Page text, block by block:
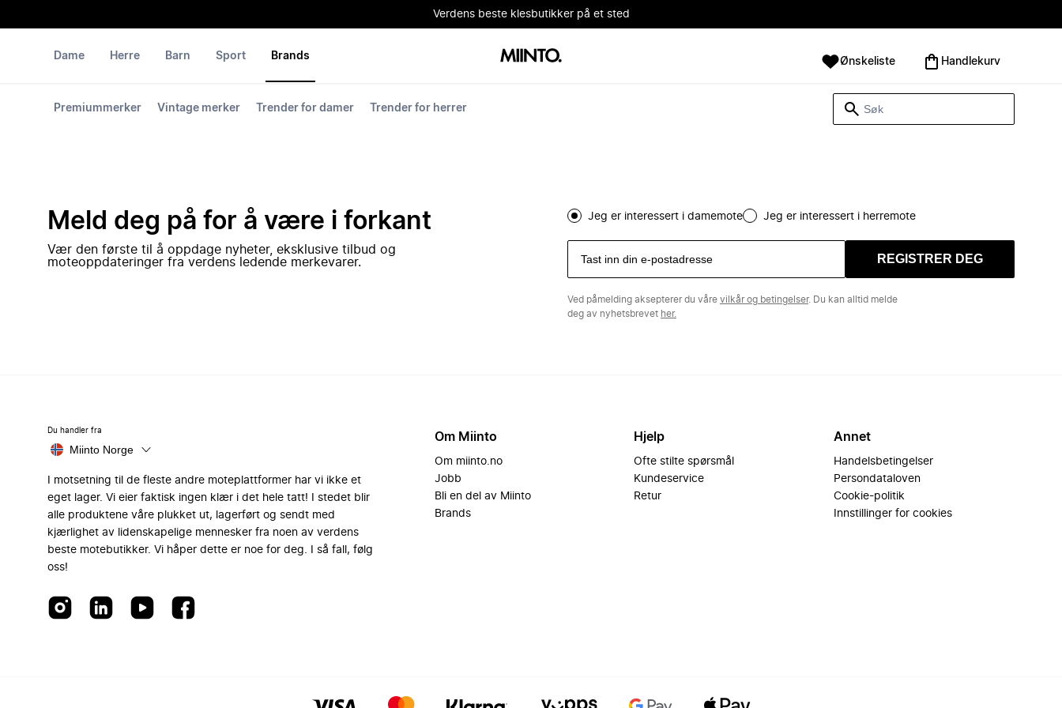
Verdens beste klesbutikker på et sted
Dame Herre Barn Sport Brands
Premiummerker Vintage merker Trender for damer Trender for herrer
Ønskeliste Handlekurv
Meld deg på for å være i forkant
Vær den første til å oppdage nyheter, eksklusive tilbud og
moteoppdateringer fra verdens ledende merkevarer.
Jeg er interessert i damemote Jeg er interessert i herremote
REGISTRER DEG
Ved påmelding aksepterer du våre vilkår og betingelser. Du kan alltid melde
deg av nyhetsbrevet her.
Du handler fra
Miinto Norge
I motsetning til de fleste andre moteplattformer har vi ikke et
eget lager. Vi eier faktisk ingen klær i det hele tatt! I stedet blir
alle produktene våre plukket ut, lagerført og sendt med
kjærlighet av lidenskapelige mennesker fra noen av verdens
beste motebutikker. Vi håper dette er noe for deg. I så fall, følg
oss!
Om Miinto
Om miinto.no
Jobb
Bli en del av Miinto
Brands
Hjelp
Ofte stilte spørsmål
Kundeservice
Retur
Annet
Handelsbetingelser
Persondataloven
Cookie-politik
Innstillinger for cookies